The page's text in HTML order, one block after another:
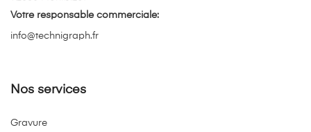
Votre responsable commerciale:
info@technigraph.fr
Nos services
Gravure